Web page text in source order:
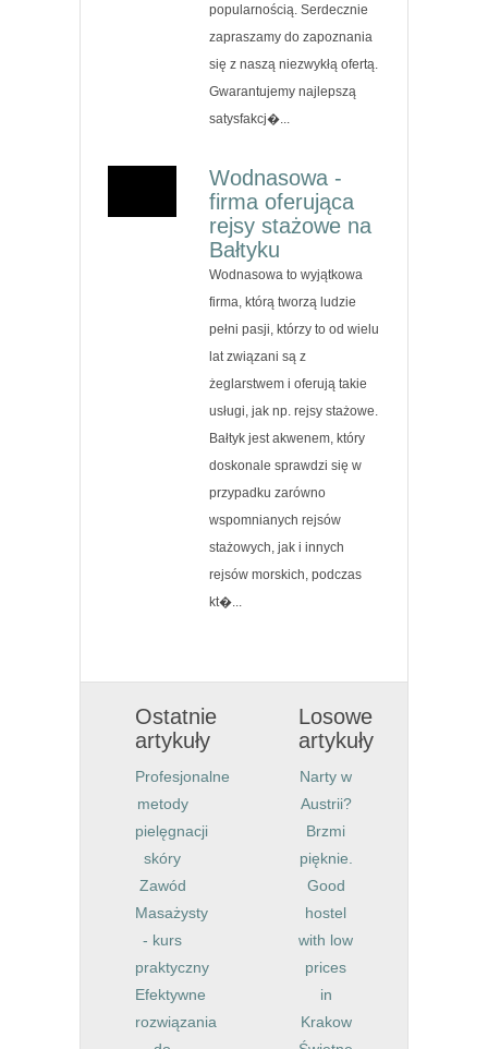
popularnością. Serdecznie
zapraszamy do zapoznania
się z naszą niezwykłą ofertą.
Gwarantujemy najlepszą
satysfakcj�...
Wodnasowa -
firma oferująca
rejsy stażowe na
Bałtyku
Wodnasowa to wyjątkowa
firma, którą tworzą ludzie
pełni pasji, którzy to od wielu
lat związani są z
żeglarstwem i oferują takie
usługi, jak np. rejsy stażowe.
Bałtyk jest akwenem, który
doskonale sprawdzi się w
przypadku zarówno
wspomnianych rejsów
stażowych, jak i innych
rejsów morskich, podczas
kt�...
Ostatnie
artykuły
Profesjonalne
metody
pielęgnacji
skóry
Zawód
Masażysty
- kurs
praktyczny
Efektywne
rozwiązania
Losowe
artykuły
Narty w
Austrii?
Brzmi
pięknie.
Good
hostel
with low
prices
in
Krakow